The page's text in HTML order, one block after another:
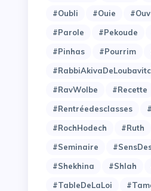
#Oubli
#Ouie
#Parole
#Pekoude
#Pinhas
#Pourrim
#RavWolbe
#Recette
#Rentréedesclasses
#RochHodech
#Ruth
#Seminaire
#Shekhina
#Shlah
#TableDeLaLoi